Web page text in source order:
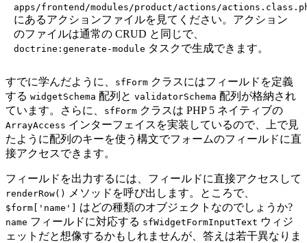
apps/frontend/modules/product/actions/
にあるアクションファイルを見てください。アクション
のファイルは通常の CRUD と同じで、
doctrine:generate-module タスクで生成できます。
すでに学んだように、 sfForm クラスにはフィールドを定義
する widgetSchema 配列と validatorSchema 配列が格納され
ています。さらに、
sfForm クラスは PHP 5 ネイティブの
ArrayAccess インターフェイスを実装しているので、上で見
たように配列のキーを使う構文でフォームのフィールドに直
接アクセスできます。
フィールドを出力するには、フィールドに直接アクセスして
renderRow() メソッドを呼び出します。ところで、
$form['name'] はどの種類のオブジェクトなのでしょうか?
name フィールドに対応する sfWidgetFormInputText ウィジ
ェットだと想像するかもしれませんが、答えは若干異なりま